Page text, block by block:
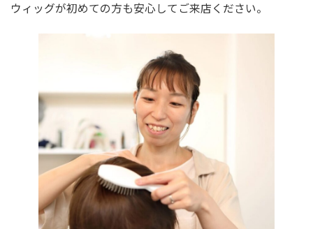
ウィッグが初めての方も安心してご来店ください。